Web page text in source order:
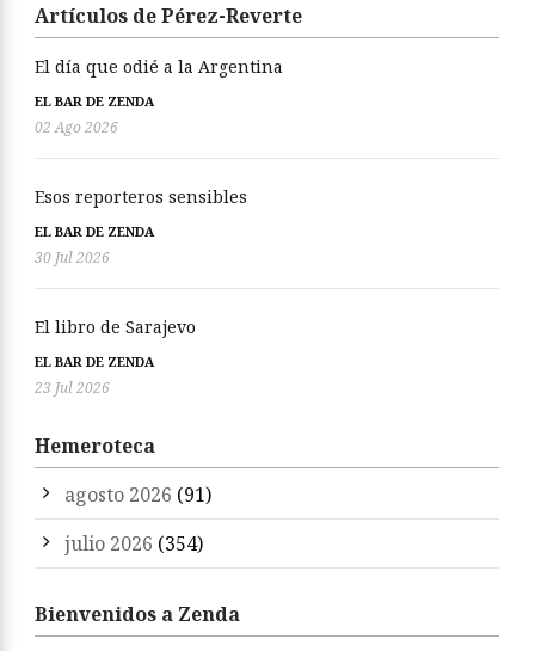
Artículos de Pérez-Reverte
El día que odié a la Argentina
EL BAR DE ZENDA
02 Ago 2026
Esos reporteros sensibles
EL BAR DE ZENDA
30 Jul 2026
El libro de Sarajevo
EL BAR DE ZENDA
23 Jul 2026
Hemeroteca
agosto 2026 (91)
julio 2026 (354)
Bienvenidos a Zenda